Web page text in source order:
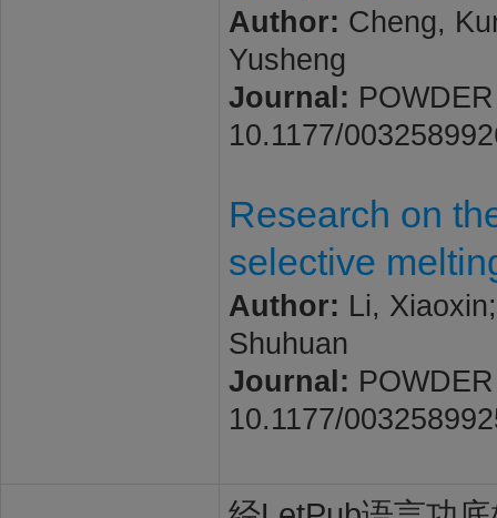
Author: Cheng,
Yusheng
Journal:
10.1177/
Research on
selective
Author: Li,
Shuhuan
Journal:
10.1177/